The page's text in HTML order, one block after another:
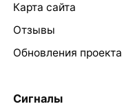
Карта сайта
Отзывы
Обновления проекта
Сигналы